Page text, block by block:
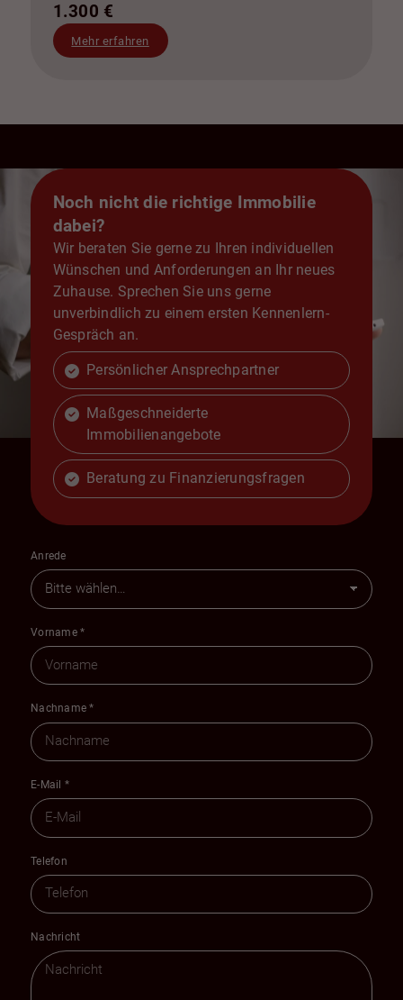
1.300 €
Mehr erfahren
Noch nicht die richtige Immobilie
dabei?
Wir beraten Sie gerne zu Ihren individuellen
Wünschen und Anforderungen an Ihr neues
Zuhause. Sprechen Sie uns gerne
unverbindlich zu einem ersten Kennenlern-
Gespräch an.
Persönlicher Ansprechpartner
Maßgeschneiderte
Immobilienangebote
Beratung zu Finanzierungsfragen
Anrede
Vorname*
Nachname*
E-Mail *
Telefon
Nachricht